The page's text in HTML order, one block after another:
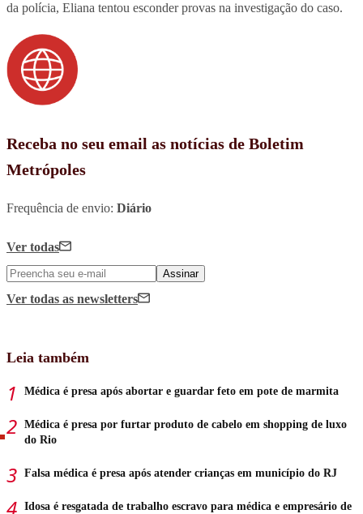
da polícia, Eliana tentou esconder provas na investigação do caso.
Receba no seu email as notícias de Boletim
Metrópoles
Frequência de envio: Diário
Ver todas
Assinar
Ver todas as newsletters
Leia também
Médica é presa após abortar e guardar feto em pote de marmita
Médica é presa por furtar produto de cabelo em shopping de luxo
do Rio
Falsa médica é presa após atender crianças em município do RJ
Idosa é resgatada de trabalho escravo para médica e empresário de